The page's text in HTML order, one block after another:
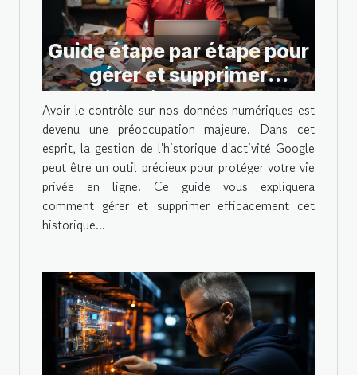
Guide étape par étape pour
gérer et supprimer
l'historique de votre
activité Google
Avoir le contrôle sur nos données numériques est
devenu une préoccupation majeure. Dans cet
esprit, la gestion de l'historique d'activité Google
peut être un outil précieux pour protéger votre vie
privée en ligne. Ce guide vous expliquera
comment gérer et supprimer efficacement cet
historique...